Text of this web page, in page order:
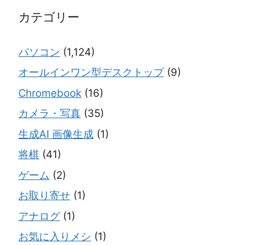
カテゴリー
パソコン (1,124)
オールインワン型デスクトップ(9)
Chromebook (16)
カメラ・写真 (35)
生成AI 画像生成 (1)
将棋 (41)
ゲーム (2)
お取り寄せ (1)
アナログ(1)
お気に入りメシ (1)